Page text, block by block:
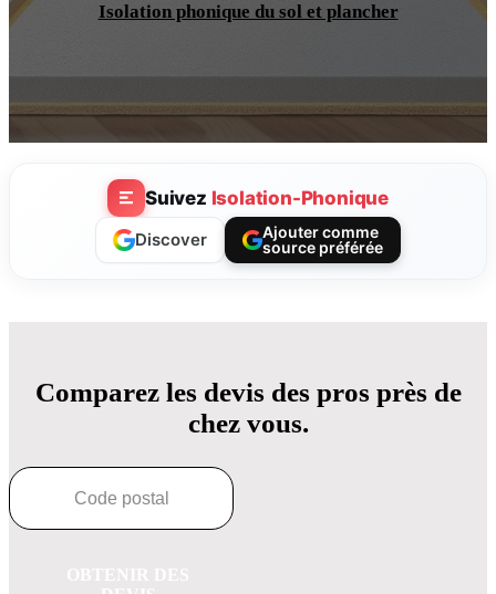
Isolation phonique du sol et plancher
Suivez Isolation-Phonique
Discover
Ajouter comme
source préférée
Comparez les devis des pros près de
chez vous.